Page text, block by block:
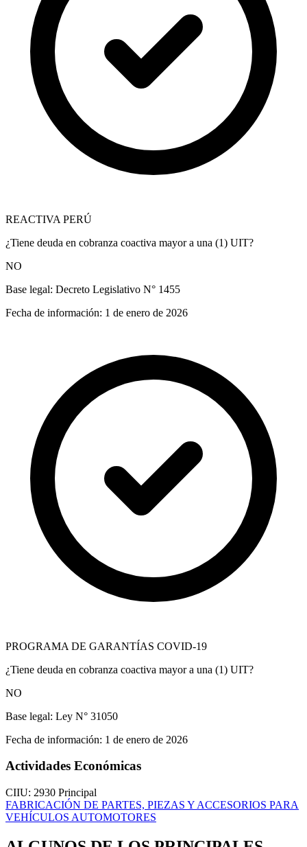
REACTIVA PERÚ
¿Tiene deuda en cobranza coactiva mayor a una (1) UIT?
NO
Base legal: Decreto Legislativo N° 1455
Fecha de información: 1 de enero de 2026
PROGRAMA DE GARANTÍAS COVID-19
¿Tiene deuda en cobranza coactiva mayor a una (1) UIT?
NO
Base legal: Ley N° 31050
Fecha de información: 1 de enero de 2026
Actividades Económicas
CIIU: 2930 Principal
FABRICACIÓN DE PARTES, PIEZAS Y ACCESORIOS PARA
VEHÍCULOS AUTOMOTORES